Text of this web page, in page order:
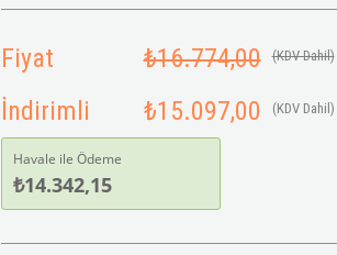
Fiyat ₺16.774,00 (KDV Dahil)
İndirimli ₺15.097,00 (KDV Dahil)
Havale ile Ödeme
₺14.342,15